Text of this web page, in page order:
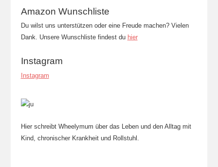
Amazon Wunschliste
Du wilst uns unterstützen oder eine Freude machen? Vielen
Dank. Unsere Wunschliste findest du hier
Instagram
Instagram
Hier schreibt Wheelymum über das Leben und den Alltag mit
Kind, chronischer Krankheit und Rollstuhl.